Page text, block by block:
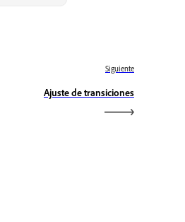
Siguiente
Ajuste de transiciones